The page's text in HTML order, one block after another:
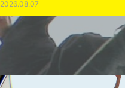
2026.08.07